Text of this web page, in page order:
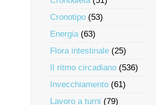
Cronotipo (53)
Energia(63)
Flora intestinale (25)
Il ritmo circadiano (536)
Invecchiamento (61)
Lavoro a turni (79)